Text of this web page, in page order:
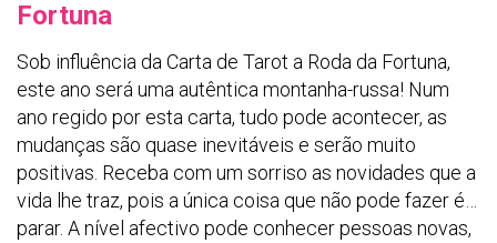
Fortuna
Sob influência da Carta de Tarot a Roda da Fortuna,
este ano será uma autêntica montanha-russa! Num
ano regido por esta carta, tudo pode acontecer, as
mudanças são quase inevitáveis e serão muito
positivas. Receba com um sorriso as novidades que a
vida lhe traz, pois a única coisa que não pode fazer é…
parar. A nível afectivo pode conhecer pessoas novas,